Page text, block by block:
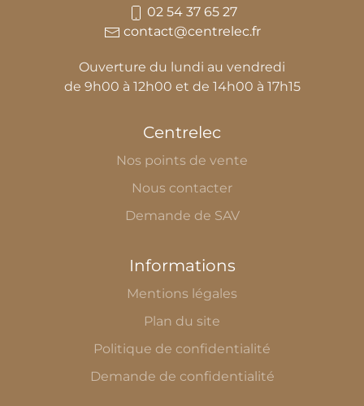
02 54 37 65 27
contact@centrelec.fr
Ouverture du lundi au vendredi
de 9h00 à 12h00 et de 14h00 à 17h15
Centrelec
Nos points de vente
Nous contacter
Demande de SAV
Informations
Mentions légales
Plan du site
Politique de confidentialité
Demande de confidentialité